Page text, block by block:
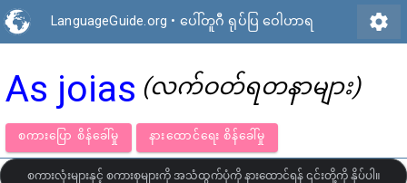
LanguageGuide.org • ပေါ်တူဂီ ရုပ်ပြ ဝေါဟာရ settings
As joias (လက်ဝတ်ရတနာများ)
စကားပြော စိန်ခေါ်မှု နားထောင်ရေး စိန်ခေါ်မှု
စကားလုံးများနှင့် စကားစုများကို အသံထွက်ပုံကို နားထောင်ရန် ၎င်းတို့ကို နှိပ်ပါ။